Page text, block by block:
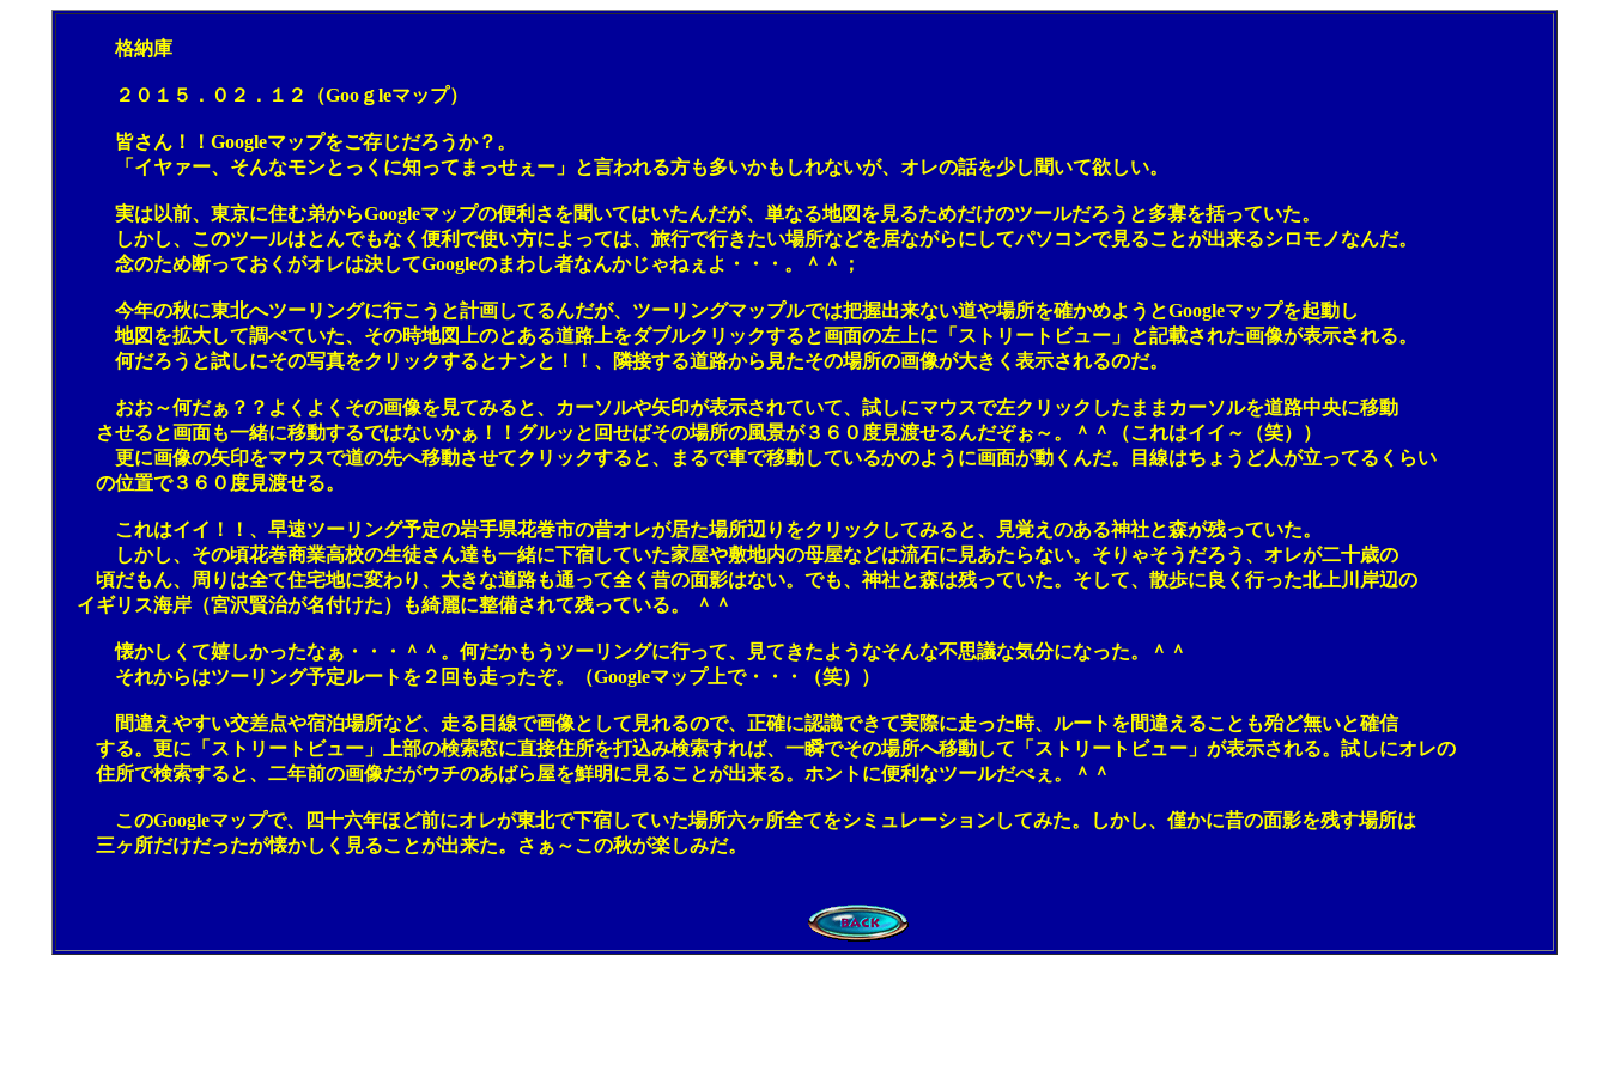
格納庫
２０１５．０２．１２（Gooｇleマップ）
皆さん！！Googleマップをご存じだろうか？。
「イヤァー、そんなモンとっくに知ってまっせぇー」と言われる方も多いかもしれないが、オレの話を少し聞いて欲しい。
実は以前、東京に住む弟からGoogleマップの便利さを聞いてはいたんだが、単なる地図を見るためだけのツールだろうと多寡を括っていた。
しかし、このツールはとんでもなく便利で使い方によっては、旅行で行きたい場所などを居ながらにしてパソコンで見ることが出来るシロモノなんだ。
念のため断っておくがオレは決してGoogleのまわし者なんかじゃねぇよ・・・。＾＾；
今年の秋に東北へツーリングに行こうと計画してるんだが、ツーリングマップルでは把握出来ない道や場所を確かめようとGoogleマップを起動し
地図を拡大して調べていた、その時地図上のとある道路上をダブルクリックすると画面の左上に「ストリートビュー」と記載された画像が表示される。
何だろうと試しにその写真をクリックするとナンと！！、隣接する道路から見たその場所の画像が大きく表示されるのだ。
おお～何だぁ？？よくよくその画像を見てみると、カーソルや矢印が表示されていて、試しにマウスで左クリックしたままカーソルを道路中央に移動
させると画面も一緒に移動するではないかぁ！！グルッと回せばその場所の風景が３６０度見渡せるんだぞぉ～。＾＾（これはイイ～（笑））
更に画像の矢印をマウスで道の先へ移動させてクリックすると、まるで車で移動しているかのように画面が動くんだ。目線はちょうど人が立ってるくらい
の位置で３６０度見渡せる。
これはイイ！！、早速ツーリング予定の岩手県花巻市の昔オレが居た場所辺りをクリックしてみると、見覚えのある神社と森が残っていた。
しかし、その頃花巻商業高校の生徒さん達も一緒に下宿していた家屋や敷地内の母屋などは流石に見あたらない。そりゃそうだろう、オレが二十歳の
頃だもん、周りは全て住宅地に変わり、大きな道路も通って全く昔の面影はない。でも、神社と森は残っていた。そして、散歩に良く行った北上川岸辺の
イギリス海岸（宮沢賢治が名付けた）も綺麗に整備されて残っている。 ＾＾
懐かしくて嬉しかったなぁ・・・＾＾。何だかもうツーリングに行って、見てきたようなそんな不思議な気分になった。＾＾
それからはツーリング予定ルートを２回も走ったぞ。（Googleマップ上で・・・（笑））
間違えやすい交差点や宿泊場所など、走る目線で画像として見れるので、正確に認識できて実際に走った時、ルートを間違えることも殆ど無いと確信
する。更に「ストリートビュー」上部の検索窓に直接住所を打込み検索すれば、一瞬でその場所へ移動して「ストリートビュー」が表示される。試しにオレの
住所で検索すると、二年前の画像だがウチのあばら屋を鮮明に見ることが出来る。ホントに便利なツールだべぇ。＾＾
このGoogleマップで、四十六年ほど前にオレが東北で下宿していた場所六ヶ所全てをシミュレーションしてみた。しかし、僅かに昔の面影を残す場所は
三ヶ所だけだったが懐かしく見ることが出来た。さぁ～この秋が楽しみだ。